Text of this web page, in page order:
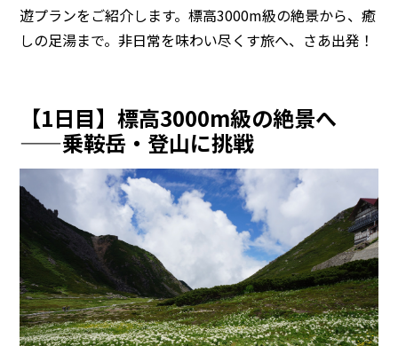
遊プランをご紹介します。標高3000m級の絶景から、癒
しの足湯まで。非日常を味わい尽くす旅へ、さあ出発！
【1日目】標高3000m級の絶景へ
——乗鞍岳・登山に挑戦